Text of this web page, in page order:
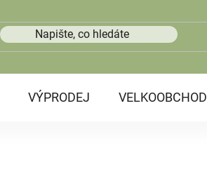
VÝPRODEJ VELKOOBCHOD